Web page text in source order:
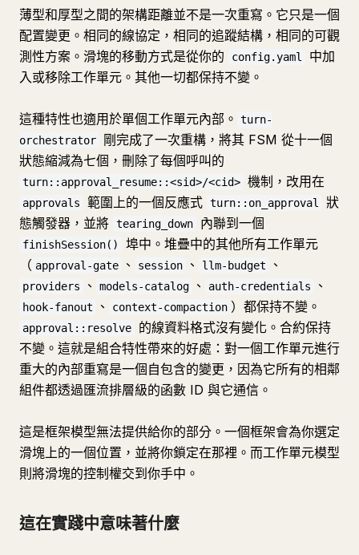
薄型和厚型之間的架構距離並不是一次重寫。它只是一個
配置變更。相同的線協定，相同的追蹤結構，相同的可觀
測性方案。滑塊的移動方式是從你的
config.yaml
中加
入或移除工作單元。其他一切都保持不變。
這種特性也適用於單個工作單元內部。 turn-
orchestrator
剛完成了一次重構，將其 FSM 從十一個
狀態縮減為七個，刪除了每個呼叫的
turn::approval_resume::<sid>/<cid> 機制，改用在
approvals 範圍上的一個反應式 turn::on_approval
狀
態觸發器，並將 tearing_down 內聯到一個
finishSession()
埠中。堆疊中的其他所有工作單元
（ approval-gate 、 session 、 llm-budget 、
providers 、 models-catalog 、 auth-credentials 、
hook-fanout 、 context-compaction ）都保持不變。
approval::resolve
的線資料格式沒有變化。合約保持
不變。這就是組合特性帶來的好處：對一個工作單元進行
重大的內部重寫是一個自包含的變更，因為它所有的相鄰
組件都透過匯流排層級的函數 ID 與它通信。
這是框架模型無法提供給你的部分。一個框架會為你選定
滑塊上的一個位置，並將你鎖定在那裡。而工作單元模型
則將滑塊的控制權交到你手中。
這在實踐中意味著什麼